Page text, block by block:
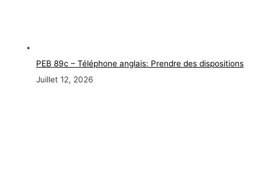
PEB 89c – Téléphone anglais: Prendre des dispositions
Juillet 12, 2026